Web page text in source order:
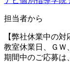
担当者から
【弊社休業中の対
教室休業日、ＧＷ
期間中のご応募は